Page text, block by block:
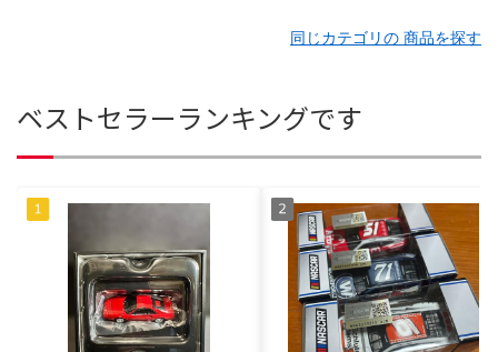
同じカテゴリの 商品を探す
ベストセラーランキングです